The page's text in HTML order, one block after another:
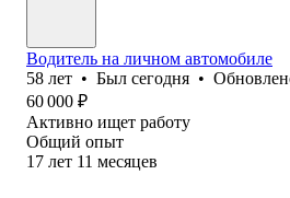
Водитель на личном автомобиле
58 лет • Был сегодня •
60 000 ₽
Активно ищет работу
Общий опыт
17 лет 11 месяцев